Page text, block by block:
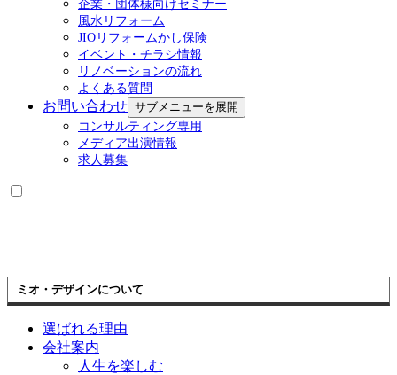
企業・団体様向けセミナー
風水リフォーム
JIOリフォームかし保険
イベント・チラシ情報
リノベーションの流れ
よくある質問
お問い合わせ サブメニューを展開
コンサルティング専用
メディア出演情報
求人募集
ミオ・デザインについて
選ばれる理由
会社案内
人生を楽しむ